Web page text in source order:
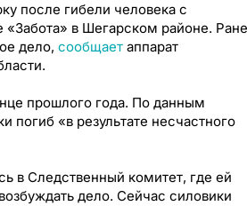
после гибели человека с
в Шегарском районе.
дело, сообщает аппарат
прошлого года. По данным
погиб «в результате несчастного
в Следственный комитет, где ей
дело. Сейчас силовики